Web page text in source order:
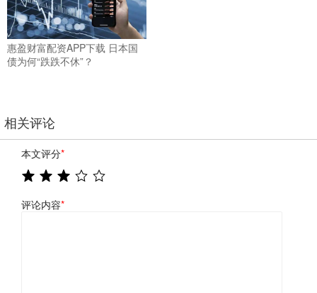
惠盈财富配资APP下载 日本国
债为何“跌跌不休”？
相关评论
本文评分*
评论内容*